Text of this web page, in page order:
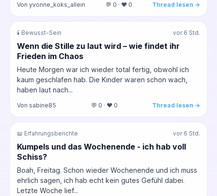
Von yvonne_koks_allein 💬 0 · ❤️ 0 Thread lesen →
🕯️ Bewusst-Sein vor 6 Std.
Wenn die Stille zu laut wird – wie findet ihr
Frieden im Chaos
Heute Morgen war ich wieder total fertig, obwohl ich
kaum geschlafen hab. Die Kinder waren schon wach,
haben laut nach...
Von sabine85 💬 0 · ❤️ 0 Thread lesen →
📖 Erfahrungsberichte vor 6 Std.
Kumpels und das Wochenende - ich hab voll
Schiss?
Boah, Freitag. Schon wieder Wochenende und ich muss
ehrlich sagen, ich hab echt kein gutes Gefühl dabei.
Letzte Woche lief...